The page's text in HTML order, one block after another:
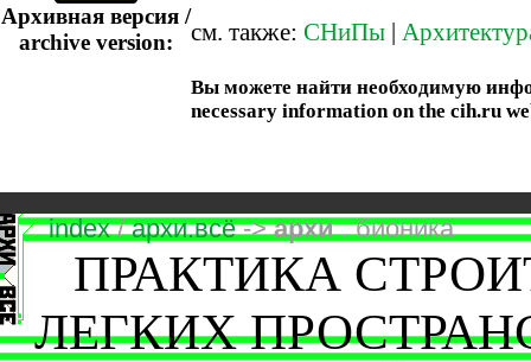
Архивная версия /
archive version:
см. также: СНиПы
Вы можете найти необходимую
necessary information on the cih.ru
index / архи.всё ->архи. бионика
ПРАКТИКА
ЛЕГКИХ